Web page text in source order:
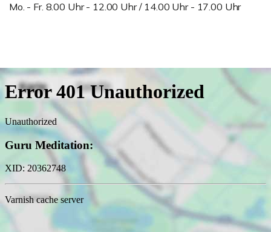
Mo. - Fr. 8.00 Uhr - 12.00 Uhr / 14.00 Uhr - 17.00 Uhr